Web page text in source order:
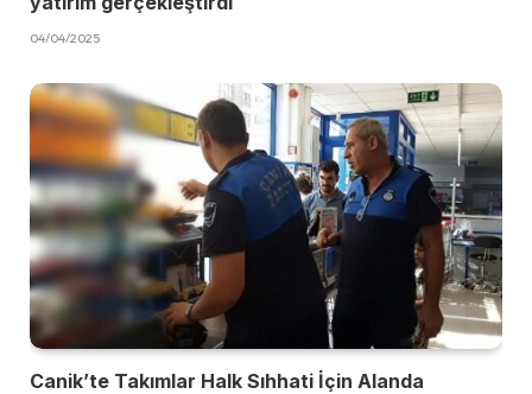
04/04/2025
Canik’te Takımlar Halk Sıhhati İçin Alanda